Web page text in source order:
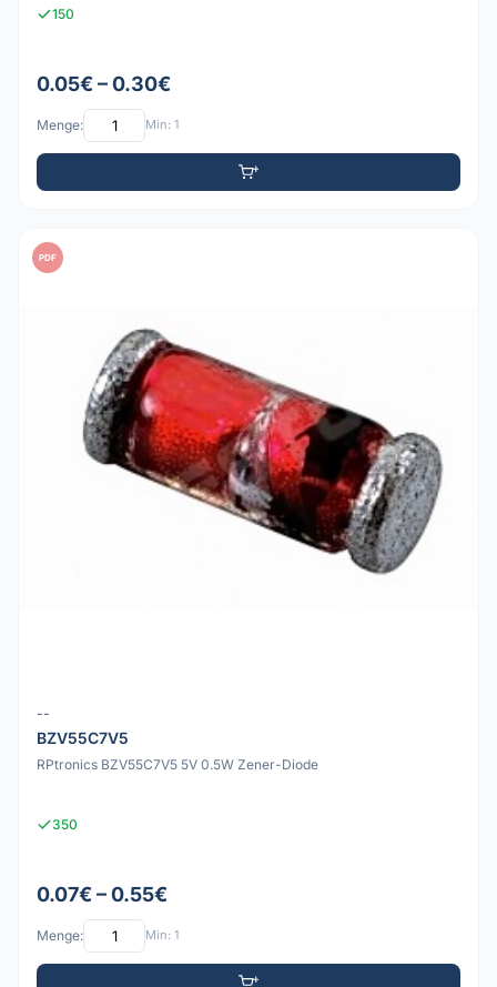
150
0.05€ – 0.30€
Menge: Min: 1
PDF
--
BZV55C7V5
RPtronics BZV55C7V5 5V 0.5W Zener-Diode
350
0.07€ – 0.55€
Menge: Min: 1